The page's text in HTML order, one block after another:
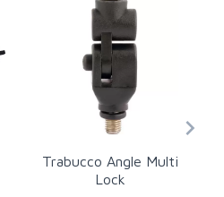
Trabucco Angle Multi
Lock